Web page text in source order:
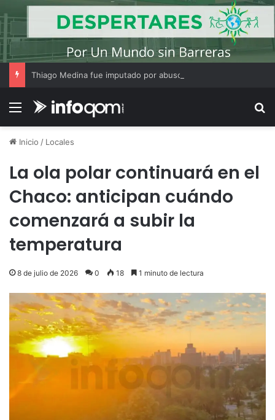
Menú
Inicio / Locales
La ola polar continuará en el
Chaco: anticipan cuándo
comenzará a subir la
temperatura
8 de julio de 2026 0 18 1 minuto de lectura